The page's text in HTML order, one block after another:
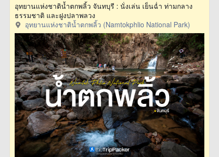
อุทยานแห่งชาติน้ำตกพลิ้ว จันทบุรี : นั่งเล่น เย็นฉ่ำ ท่ามกลาง
ธรรมชาติ และฝูงปลาพลวง
อุทยานแห่งชาติน้ำตกพลิ้ว (Namtokphlio National Park)